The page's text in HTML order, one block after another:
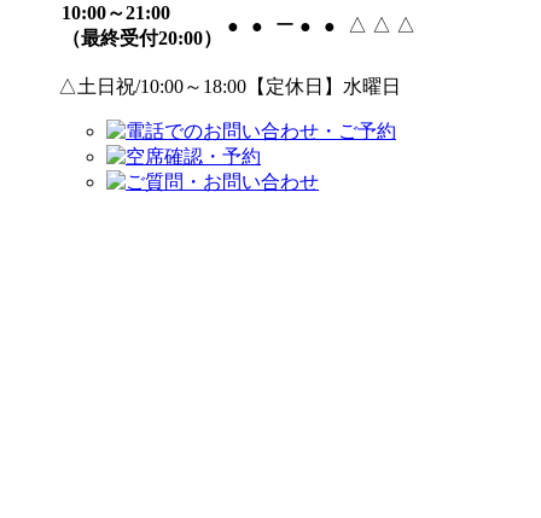
10:00～21:00
（最終受付20:00）
● ● ー ● ● △ △ △
△土日祝/10:00～18:00【定休日】水曜日